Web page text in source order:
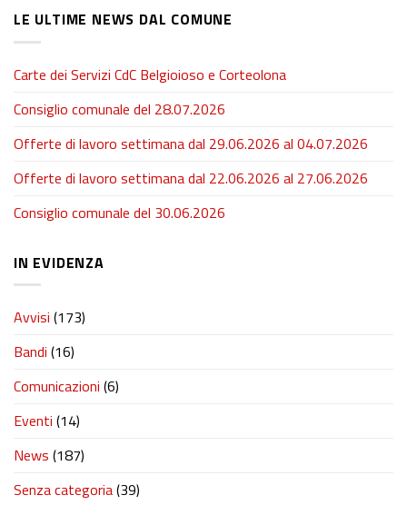
LE ULTIME NEWS DAL COMUNE
Carte dei Servizi CdC Belgioioso e Corteolona
Consiglio comunale del 28.07.2026
Offerte di lavoro settimana dal 29.06.2026 al 04.07.2026
Offerte di lavoro settimana dal 22.06.2026 al 27.06.2026
Consiglio comunale del 30.06.2026
IN EVIDENZA
Avvisi (173)
Bandi (16)
Comunicazioni (6)
Eventi (14)
News (187)
Senza categoria(39)